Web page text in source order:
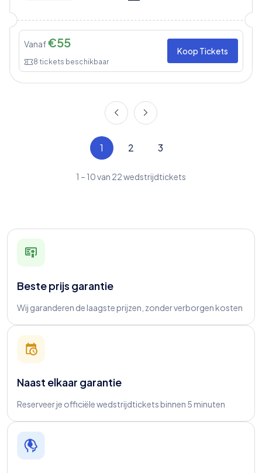
Vanaf€55
8 tickets beschikbaar
Koop Tickets
1 2 3
1 – 10van 22wedstrijdtickets
Beste prijs garantie
Wij garanderen de laagste prijzen, zonder verborgen kosten
Naast elkaar garantie
Reserveer je officiële wedstrijdtickets binnen 5 minuten